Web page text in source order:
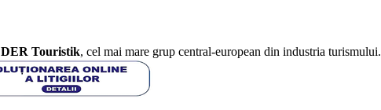
DER Touristik, cel mai mare grup central-european din industria turismului.